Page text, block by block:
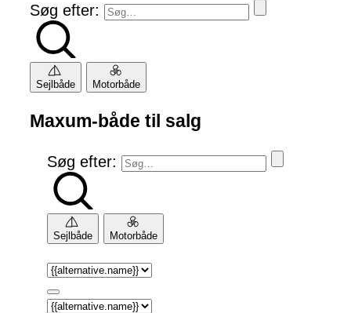
Søg efter:
Sejlbåde Motorbåde
Maxum-både til salg
Søg efter:
Sejlbåde Motorbåde